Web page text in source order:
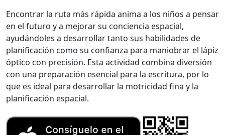
Encontrar la ruta más rápida anima a los niños a pensar
en el futuro y a mejorar su conciencia espacial,
ayudándoles a desarrollar tanto sus habilidades de
planificación como su confianza para maniobrar el lápiz
óptico con precisión. Esta actividad combina diversión
con una preparación esencial para la escritura, por lo
que es ideal para desarrollar la motricidad fina y la
planificación espacial.